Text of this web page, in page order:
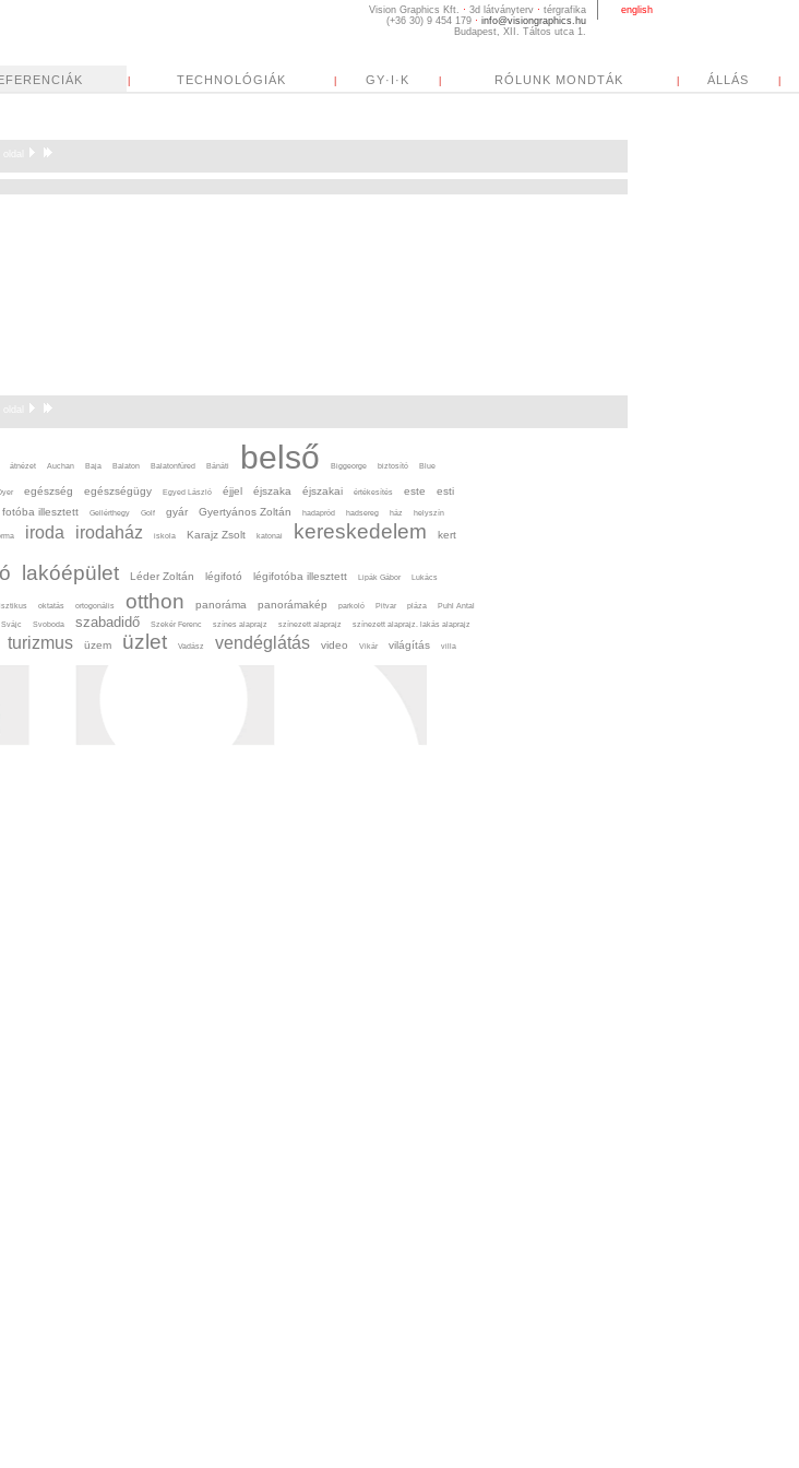
english
TECHNOLÓGIÁK GY·I·K RÓLUNK MONDTÁK ÁLLÁS
átnézet Auchan Baja Balaton Balatonfüred Bánáti belső Biggeorge biztosító Blue
egészség egészségügy Egyed László éjjel éjszaka éjszakai értékesítés este esti
fotóba illesztett Gellérthegy Golf gyár Gyertyános Zoltán hadapród hadsereg ház helyszín
iroda irodaház iskola Karajz Zsolt katonai kereskedelem kert
lakóépület Léder Zoltán légifotó légifotóba illesztett Lipák Gábor Lukács
oktatás ortogonális otthon panoráma panorámakép parkoló Pitvar pláza
Puhl Antal
Svájc Svoboda szabadidő Szekér Ferenc színes alaprajz színezett alaprajz színezett alaprajz. lakás alaprajz
turizmus üzem üzlet Vadász vendéglátás video Vikár világítás villa